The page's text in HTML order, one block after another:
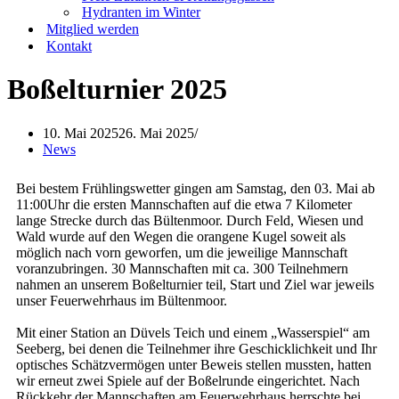
Hydranten im Winter
Mitglied werden
Kontakt
Boßelturnier 2025
10. Mai 202526. Mai 2025
News
Bei bestem Frühlingswetter gingen am Samstag, den 03. Mai ab
11:00Uhr die ersten Mannschaften auf die etwa 7 Kilometer
lange Strecke durch das Bültenmoor. Durch Feld, Wiesen und
Wald wurde auf den Wegen die orangene Kugel soweit als
möglich nach vorn geworfen, um die jeweilige Mannschaft
voranzubringen. 30 Mannschaften mit ca. 300 Teilnehmern
nahmen an unserem Boßelturnier teil, Start und Ziel war jeweils
unser Feuerwehrhaus im Bültenmoor.
Mit einer Station an Düvels Teich und einem „Wasserspiel“ am
Seeberg, bei denen die Teilnehmer ihre Geschicklichkeit und Ihr
optisches Schätzvermögen unter Beweis stellen mussten, hatten
wir erneut zwei Spiele auf der Boßelrunde eingerichtet. Nach